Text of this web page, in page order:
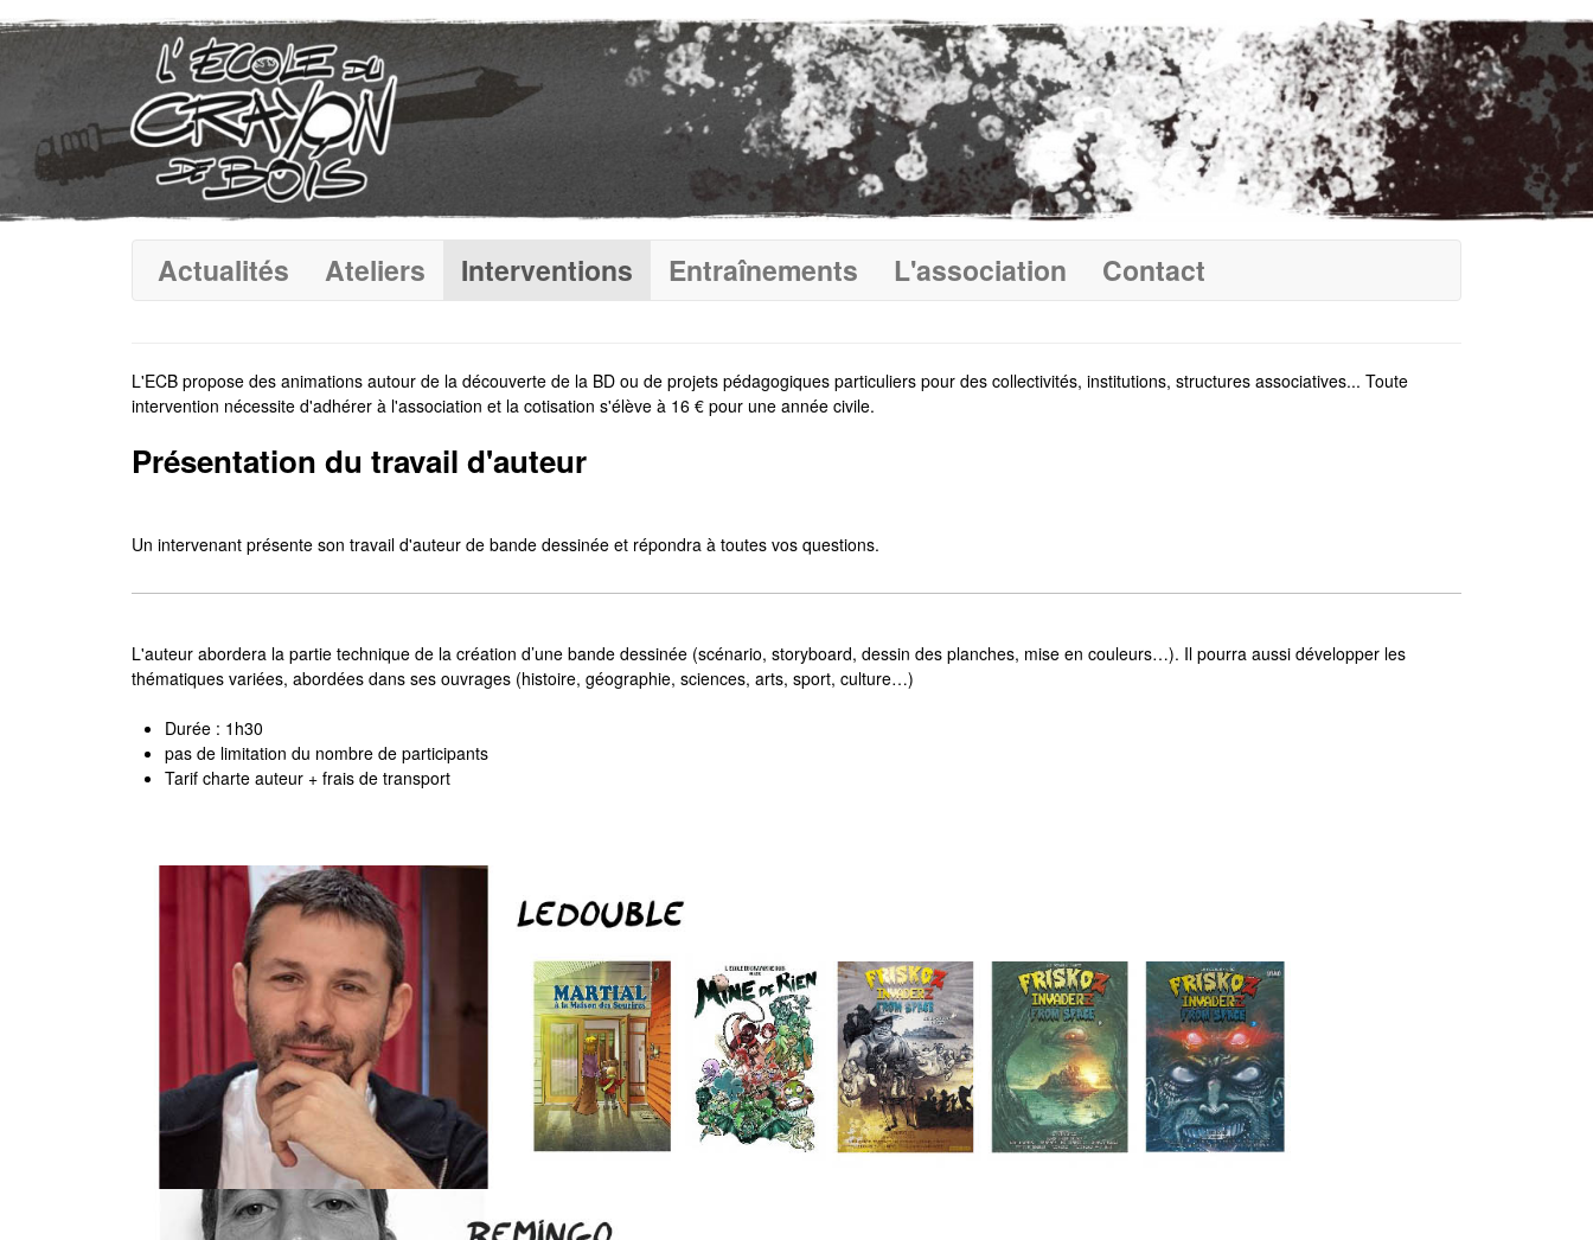
Actualités Ateliers Interventions Entraînements L'association Contact
L'ECB propose des animations autour de la découverte de la BD ou de projets pédagogiques particuliers pour des collectivités, institutions, structures associatives... Toute
intervention nécessite d'adhérer à l'association et la cotisation s'élève à 16 € pour une année civile.
Présentation du travail d'auteur
Un intervenant présente son travail d'auteur de bande dessinée et répondra à toutes vos questions.
L'auteur abordera la partie technique de la création d’une bande dessinée (scénario, storyboard, dessin des planches, mise en couleurs…). Il pourra aussi développer les
thématiques variées, abordées dans ses ouvrages (histoire, géographie, sciences, arts, sport, culture…)
Durée : 1h30
pas de limitation du nombre de participants
Tarif charte auteur + frais de transport